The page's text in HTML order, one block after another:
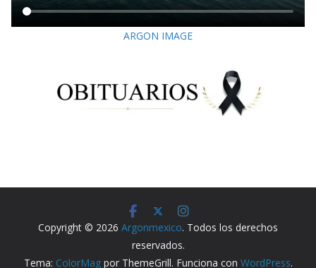
ARGON IMAGE
Copyright © 2026 Argonmexico. Todos los derechos
reservados.
Tema: ColorMagpor ThemeGrill. Funciona con WordPress.